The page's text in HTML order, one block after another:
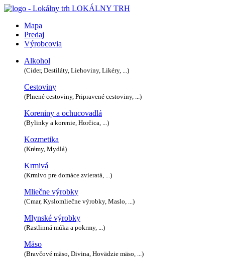
LOKÁLNY TRH
Mapa
Predaj
Výrobcovia
Alkohol
(Cider, Destiláty, Liehoviny, Likéry, ...)
Cestoviny
(Plnené cestoviny, Pripravené cestoviny, ...)
Koreniny a ochucovadlá
(Bylinky a korenie, Horčica, ...)
Kozmetika
(Krémy, Mydlá)
Krmivá
(Krmivo pre domáce zvieratá, ...)
Mliečne výrobky
(Cmar, Kyslomliečne výrobky, Maslo, ...)
Mlynské výrobky
(Rastlinná múka a pokrmy, ...)
Mäso
(Bravčové mäso, Divina, Hovädzie mäso, ...)